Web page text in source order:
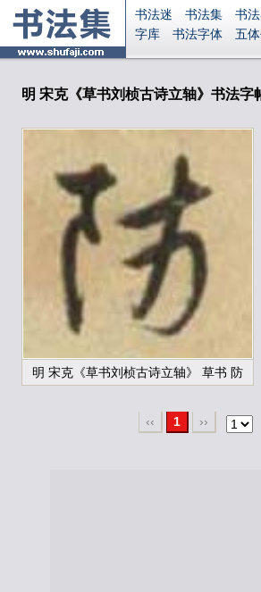
书法迷 书法集 书
字库
书法字体 五
集字
字形 大字
起名
识字 英语 印
字体下载
安全网站
显广告
明 宋克《草书刘桢古诗立轴》书法字
明 宋克《草书刘桢古诗立轴》 草书 防
‹‹ 1 ››